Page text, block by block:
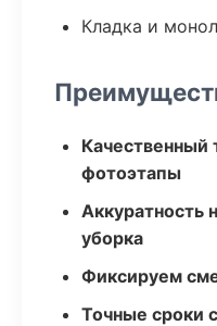
Кладка и
Качественный
фотоэтапы
Аккуратность
уборка
Фиксируем
Точные сроки